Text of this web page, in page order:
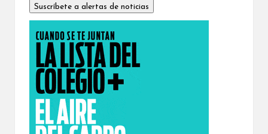
Suscríbete a alertas de noticias